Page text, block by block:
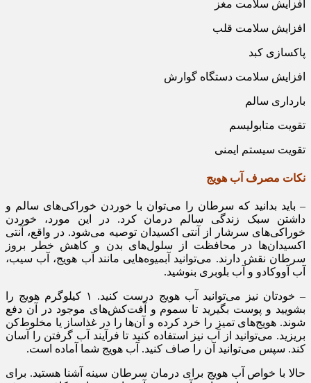
افزایش سلامت مغز
افزایش سلامت قلب
پاکسازی کبد
افزایش سلامت دستگاه گوارش
بارداری سالم
تقویت متابولیسم
تقویت سیستم ایمنی
نکات مصرف آب هویج
– باید بدانید که سرطان را می‌توان با خوردن خوراکی‌های سالم و
داشتن سبک زندگی سالم درمان کرد. در این مورد، خوردن
خوراکی‌های سرشار از آنتی اکسیدان توصیه می‌شود. در واقع، آنتی
اکسیدان‌ها در محافظت از سلول‌های بدن و کاهش خطر بروز
سرطان نقش دارند. می‌توانید آبمیوه‌هایی مانند آب هویج، آب سیب،
آب آووکادو و آب بلوبری بنوشید.
– خودتان نیز می‌توانید آب هویج درست کنید. ۱ کیلوگرم هویج را
بشویید و پوست بگیرید تا سموم و آفت‌کش‌های موجود در آن دفع
شوند. هویج‌های تمیز را خرد کرده و آن‌ها را در غذاساز یا مخلوط‌کن
بریزید. می‌توانید از آب نیز استفاده کنید تا فرآیند آب گرفتن را آسان
کند. سپس می‌توانید آن را صاف کنید. آب هویج شما آماده است.
حالا با خواص آب هویج برای درمان سرطان سینه آشنا هستید. برای